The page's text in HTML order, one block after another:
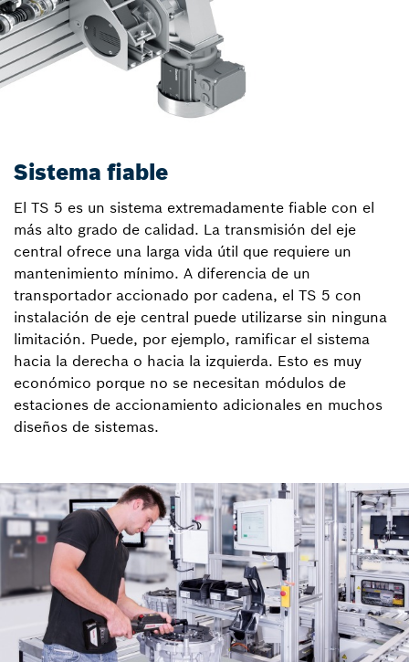
Sistema fiable
El TS 5 es un sistema extremadamente fiable con el
más alto grado de calidad. La transmisión del eje
central ofrece una larga vida útil que requiere un
mantenimiento mínimo. A diferencia de un
transportador accionado por cadena, el TS 5 con
instalación de eje central puede utilizarse sin ninguna
limitación. Puede, por ejemplo, ramificar el sistema
hacia la derecha o hacia la izquierda. Esto es muy
económico porque no se necesitan módulos de
estaciones de accionamiento adicionales en muchos
diseños de sistemas.